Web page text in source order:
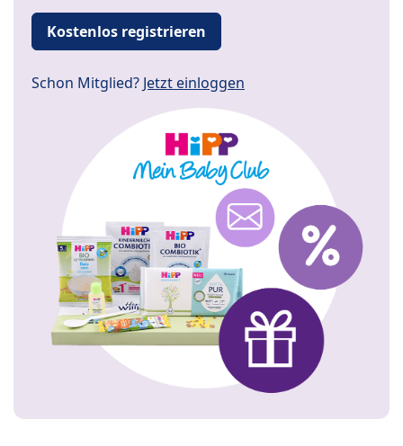
Kostenlos registrieren
Schon Mitglied? Jetzt einloggen